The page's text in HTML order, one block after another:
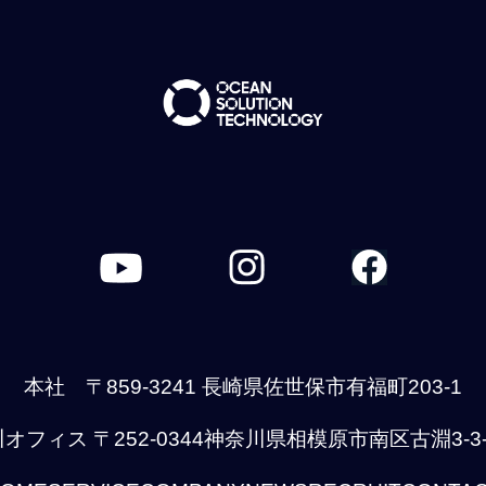
本社 〒859-3241 長崎県佐世保市有福町203-1
オフィス 〒252-0344神奈川県相模原市南区古淵3-